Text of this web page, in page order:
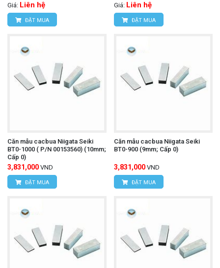
Giá: Liên hệ
ĐẶT MUA
Giá: Liên hệ
ĐẶT MUA
Căn mẫu cacbua Niigata Seiki
BT0-1000 ( P/N 00153560) (10mm;
Cấp 0)
3,831,000 VND
ĐẶT MUA
Căn mẫu cacbua Niigata Seiki
BT0-900 (9mm; Cấp 0)
3,831,000 VND
ĐẶT MUA